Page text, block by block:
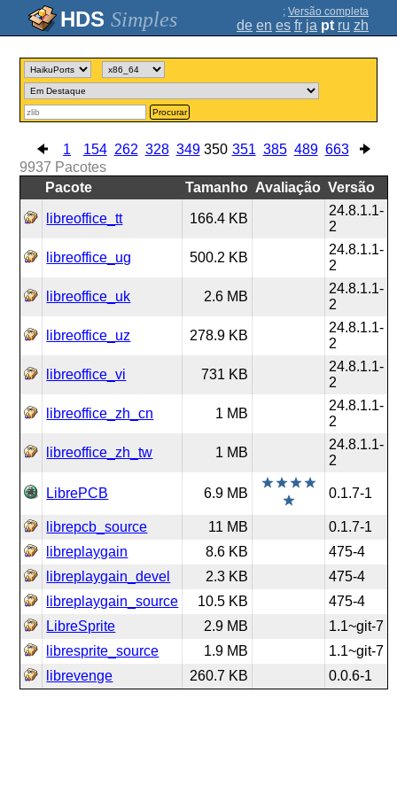
Simples ; Versão completa
de en es fr ja pt ru zh
Procurar
1 154 262 328 349 350 351 385 489 663
9937 Pacotes
Pacote
Tamanho Avaliação Versão
libreoffice_tt 166.4 KB
24.8.1.1-
2
libreoffice_ug 500.2 KB
24.8.1.1-
2
libreoffice_uk 2.6 MB
24.8.1.1-
2
libreoffice_uz 278.9 KB
24.8.1.1-
2
libreoffice_vi 731 KB
24.8.1.1-
2
libreoffice_zh_cn 1 MB
24.8.1.1-
2
libreoffice_zh_tw 1 MB
24.8.1.1-
2
LibrePCB 6.9 MB 0.1.7-1
librepcb_source 11 MB
0.1.7-1
libreplaygain
8.6 KB
475-4
libreplaygain_devel
2.3 KB
475-4
libreplaygain_source
10.5 KB
475-4
LibreSprite
2.9 MB
1.1~git-7
libresprite_source
1.9 MB
1.1~git-7
librevenge
260.7 KB 0.0.6-1